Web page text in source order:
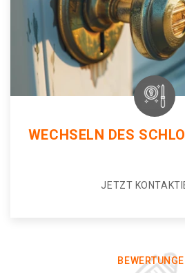
WECHSELN DES
JETZT